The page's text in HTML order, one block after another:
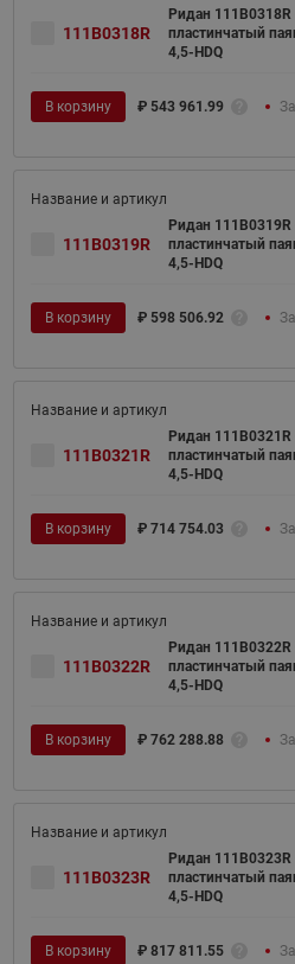
111B0318R
Ридан
пластинчатый
4,5-HDQ
В корзину ₽ 543 961.99
111B0319R
Ридан
пластинчатый
4,5-HDQ
В корзину ₽ 598 506.92
111B0321R
Ридан
пластинчатый
4,5-HDQ
В корзину ₽ 714 754.03
111B0322R
Ридан
пластинчатый
4,5-HDQ
В корзину ₽ 762 288.88
111B0323R
Ридан
пластинчатый
4,5-HDQ
В корзину ₽ 817 811.55